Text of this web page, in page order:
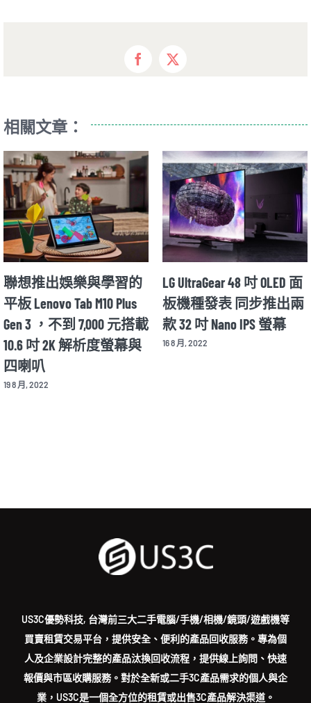
Facebook
X
相關文章：
聯想推出娛樂與學習的
平板 Lenovo Tab M10 Plus
Gen 3 ，不到 7,000 元搭載
10.6 吋 2K 解析度螢幕與
四喇叭
19 8 月, 2022
LG UltraGear 48 吋 OLED 面
板機種發表 同步推出兩
款 32 吋 Nano IPS 螢幕
16 8 月, 2022
US3C優勢科技, 台灣前三大二手電腦/手機/相機/鏡頭/遊戲機等
買賣租賃交易平台，提供安全、便利的產品回收服務。專為個
人及企業設計完整的產品汰換回收流程，提供線上詢問、快速
報價與市區收購服務。對於全新或二手3C產品需求的個人與企
業，US3C是一個全方位的租賃或出售3C產品解決渠道。